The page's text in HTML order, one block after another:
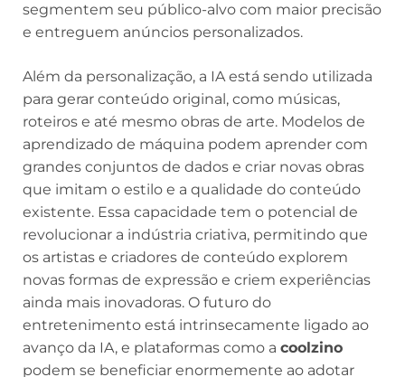
segmentem seu público-alvo com maior precisão
e entreguem anúncios personalizados.
Além da personalização, a IA está sendo utilizada
para gerar conteúdo original, como músicas,
roteiros e até mesmo obras de arte. Modelos de
aprendizado de máquina podem aprender com
grandes conjuntos de dados e criar novas obras
que imitam o estilo e a qualidade do conteúdo
existente. Essa capacidade tem o potencial de
revolucionar a indústria criativa, permitindo que
os artistas e criadores de conteúdo explorem
novas formas de expressão e criem experiências
ainda mais inovadoras. O futuro do
entretenimento está intrinsecamente ligado ao
avanço da IA, e plataformas como a coolzino
podem se beneficiar enormemente ao adotar